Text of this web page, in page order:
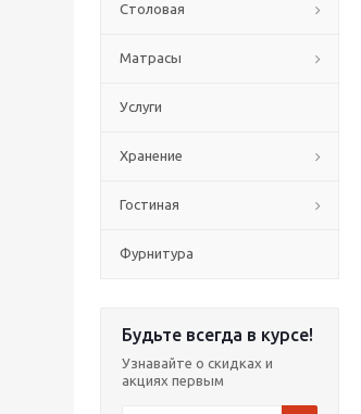
Столовая
Матрасы
Услуги
Хранение
Гостиная
Фурнитура
Будьте всегда в курсе!
Узнавайте о скидках и
акциях первым